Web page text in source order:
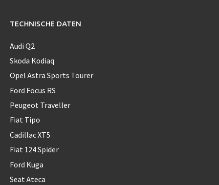
TECHNISCHE DATEN
Audi Q2
Skoda Kodiaq
Opel Astra Sports Tourer
Ford Focus RS
Peugeot Traveller
Fiat Tipo
Cadillac XT5
Fiat 124 Spider
Ford Kuga
Seat Ateca